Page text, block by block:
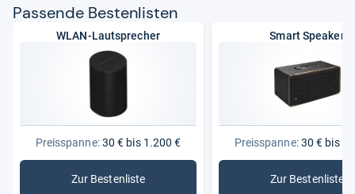
Pas­sende Bes­ten­lis­ten
WLAN-Lautsprecher
Preisspanne:30 € bis 1.200 €
Zur Bestenliste: WLAN-Lautsprecher
Smart Speaker
Preisspanne:30 € bis
Zur Bestenliste
: Smart